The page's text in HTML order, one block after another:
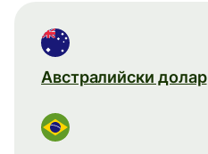
Австралийски долар